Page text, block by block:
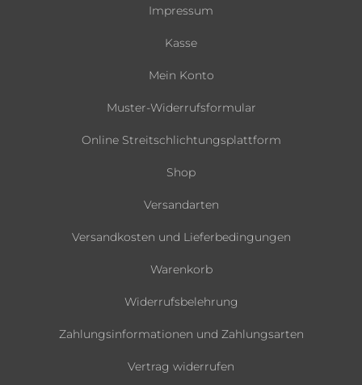
Impressum
Kasse
Mein Konto
Muster-Widerrufsformular
Online Streitschlichtungsplattform
Shop
Versandarten
Versandkosten und Lieferbedingungen
Warenkorb
Widerrufsbelehrung
Zahlungsinformationen und Zahlungsarten
Vertrag widerrufen